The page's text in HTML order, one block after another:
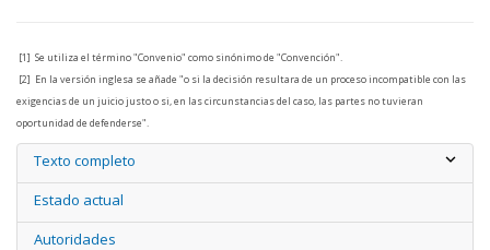
[1] Se utiliza el término "Convenio" como sinónimo de "Convención".
[2] En la versión inglesa se añade "o si la decisión resultara de un proceso incompatible con las
exigencias de un juicio justo o si, en las circunstancias del caso, las partes no tuvieran
oportunidad de defenderse".
Texto completo
Estado actual
Autoridades